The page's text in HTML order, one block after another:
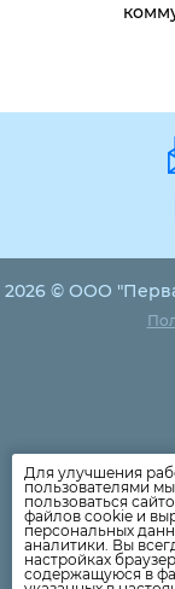
2026 © ООО
Для улучшения
пользователями
пользоваться
файлов cookie и
персональных
аналитики. Вы
настройках
содержащуюся в